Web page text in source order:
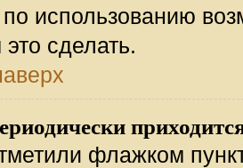
по использованию
сделать.
флажком